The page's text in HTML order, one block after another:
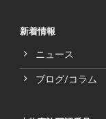
新着情報
ニュース
ブログ/コラム